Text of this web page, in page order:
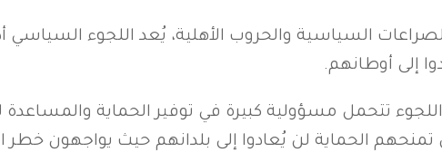
السياسية والحروب الأهلية، يُعد اللجوء السياسي
إلى أوطانهم.
تتحمل مسؤولية كبيرة في توفير الحماية
تمنحهم الحماية لن يُعادوا إلى بلدانهم حيث يواجهون